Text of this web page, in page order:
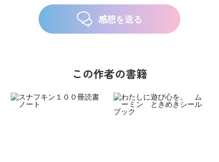
感想を送る
この作者の書籍